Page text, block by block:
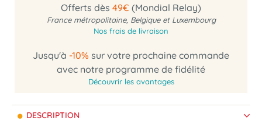
Offerts dès 49€ (Mondial Relay)
France métropolitaine, Belgique et Luxembourg
Nos frais de livraison
Jusqu'à -10% sur votre prochaine commande
avec notre programme de fidélité
Découvrir les avantages
DESCRIPTION